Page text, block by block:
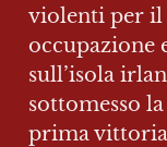
violenti per il
occupazione
sull’isola
sottomesso
prima